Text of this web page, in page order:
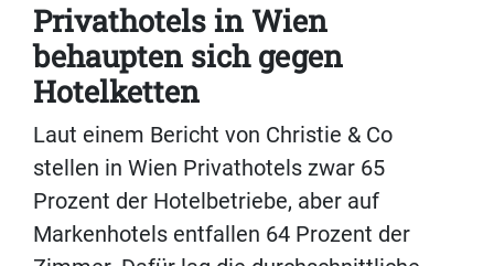
Privathotels in Wien
behaupten sich gegen
Hotelketten
Laut einem Bericht von Christie & Co
stellen in Wien Privathotels zwar 65
Prozent der Hotelbetriebe, aber auf
Markenhotels entfallen 64 Prozent der